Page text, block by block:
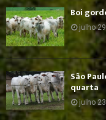
Boi
julho
São
quarta
julho